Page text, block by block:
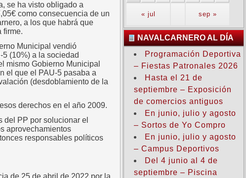
se ha visto obligado a
como consecuencia de un
a los que habrá que
firme.
Municipal vendió
(10%) a la sociedad
mismo Gobierno Municipal
el que el PAU-5 pasaba a
(desdoblamiento de la
derechos en el año 2009.
del PP por solucionar el
aprovechamientos
responsables políticos
de 25 de abril de 2022 por la
« jul sep »
NAVALCARNERO AL DÍA
Programación Deportiva
– Fiestas Patronales 2026
Hasta el 21 de
septiembre – Exposición
de comercios antiguos
En junio, julio y agosto
– Sortos de Yo Compro
En junio, julio y agosto
– Campus Deportivos
Del 4 junio al 4 de
septiembre – Piscina